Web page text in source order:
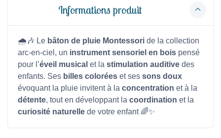
Informations produit
🌧️🎶 Le bâton de pluie Montessori de la collection
arc-en-ciel, un instrument sensoriel en bois pensé
pour l’éveil musical et la stimulation auditive des
enfants. Ses billes colorées et ses sons doux
évoquant la pluie invitent à la concentration et à la
détente, tout en développant la coordination et la
curiosité naturelle de votre enfant 🌈✨